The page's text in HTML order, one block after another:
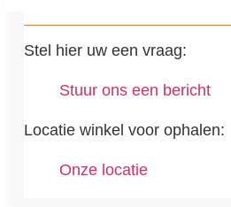
Stel hier uw een vraag:
Stuur ons een bericht
Locatie winkel voor ophalen:
Onze locatie